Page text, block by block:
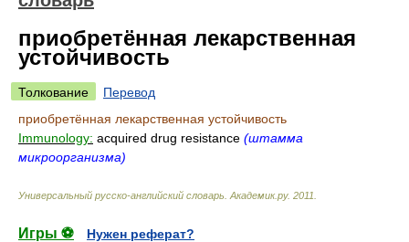
приобретённая лекарственная
устойчивость
Толкование
Перевод
приобретённая лекарственная устойчивость
Immunology: acquired drug resistance (штамма
микроорганизма)
Универсальный русско-английский словарь Академик.ру. 2011
Игры ⚽
Нужен реферат?